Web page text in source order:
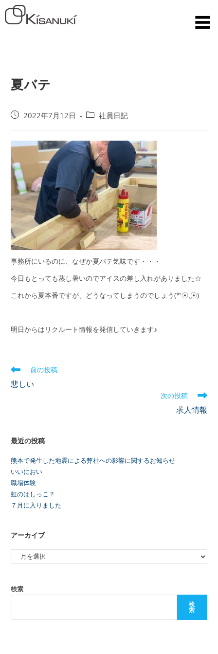
夏バテ
2022年7月12日 社員日記
事務所にいるのに、なぜか夏バテ気味です・・・
今日もとっても蒸し暑いのでアイスの差し入れがありました☆
これから夏本番ですが、どうなってしまうのでしょう(*′☉.̫☉)
明日からはリクルート情報を発信していきます♪
前の投稿
悲しい
次の投稿
求人情報
最近の投稿
熊本で発生した地震による弊社への影響に関するお知らせ
いいにおい
職場体験
虹のはしっこ？
７月に入りました
アーカイブ
検索
検
索